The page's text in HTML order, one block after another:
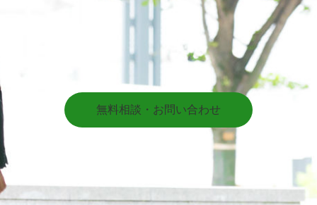
無料相談・お問い合わせ